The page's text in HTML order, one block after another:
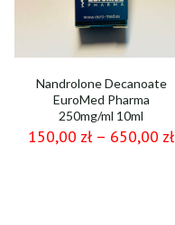
Nandrolone Decanoate
EuroMed Pharma
250mg/ml 10ml
150,00 zł – 650,00 zł